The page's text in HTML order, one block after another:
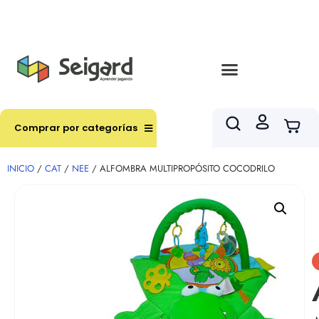
Comprar por categorías
INICIO / CAT / NEE / ALFOMBRA MULTIPROPÓSITO COCODRILO